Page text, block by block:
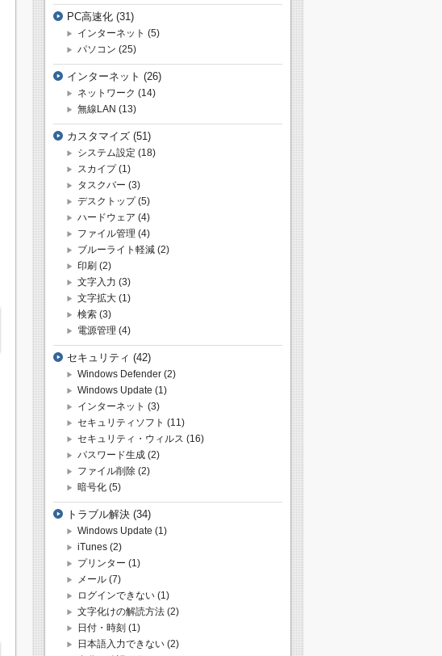
PC高速化 (31)
インターネット (5)
パソコン (25)
インターネット (26)
ネットワーク (14)
無線LAN (13)
カスタマイズ (51)
システム設定 (18)
スカイプ(1)
タスクバー (3)
デスクトップ(5)
ハードウェア (4)
ファイル管理 (4)
ブルーライト軽減 (2)
印刷 (2)
文字入力 (3)
文字拡大 (1)
検索 (3)
電源管理 (4)
セキュリティ (42)
Windows Defender (2)
Windows Update (1)
インターネット (3)
セキュリティソフト (11)
セキュリティ・ウィルス (16)
パスワード生成 (2)
ファイル削除 (2)
暗号化 (5)
トラブル解決 (34)
Windows Update (1)
iTunes (2)
プリンター (1)
メール (7)
ログインできない (1)
文字化けの解読方法 (2)
日付・時刻 (1)
日本語入力できない (2)